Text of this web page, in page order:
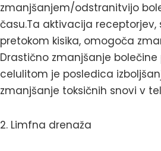
zmanjšanjem/odstranitvijo
času.Ta aktivacija receptorjev,
pretokom kisika, omogoča
Drastično zmanjšanje bolečine
celulitom je posledica
zmanjšanje toksičnih snovi v
2. Limfna drenaža